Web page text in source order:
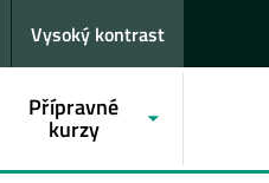
Vysoký kontrast
Přípravné
kurzy